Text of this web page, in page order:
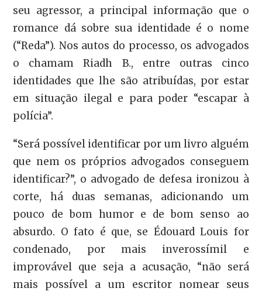
seu agressor, a principal informação que o
romance dá sobre sua identidade é o nome
(“Reda”). Nos autos do processo, os advogados
o chamam Riadh B., entre outras cinco
identidades que lhe são atribuídas, por estar
em situação ilegal e para poder “escapar à
polícia”.
“Será possível identificar por um livro alguém
que nem os próprios advogados conseguem
identificar?”, o advogado de defesa ironizou à
corte, há duas semanas, adicionando um
pouco de bom humor e de bom senso ao
absurdo. O fato é que, se Édouard Louis for
condenado, por mais inverossímil e
improvável que seja a acusação, “não será
mais possível a um escritor nomear seus